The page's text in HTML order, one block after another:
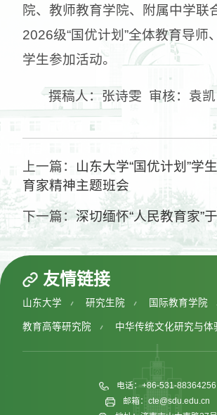
院、教师教育学院、附属中学联
2026级“国优计划”全体教育导师
学生参加活动。
撰稿人：张诗雯 审核：袁凯
上一篇： 山东大学“国优计划”学
育家精神主题班会
下一篇：深切缅怀“人民教育家”
友情链接
山东大学 研究生院 国际教育学院
教育高等研究院 中华传统文化研究与体
电话：+86-531-88364256
邮箱：cte@sdu.edu.cn